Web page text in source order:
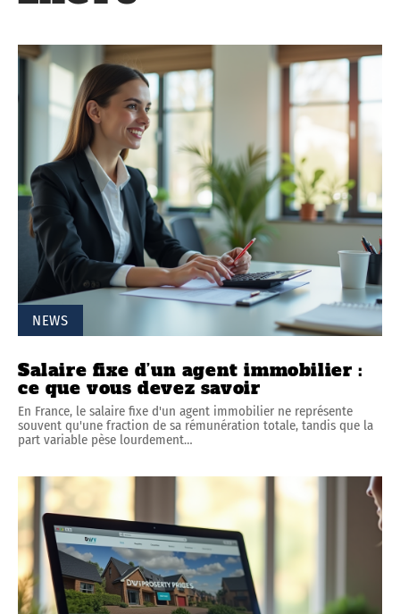
NEWS
Salaire fixe d’un agent immobilier :
ce que vous devez savoir
En France, le salaire fixe d'un agent immobilier ne représente
souvent qu'une fraction de sa rémunération totale, tandis que la
part variable pèse lourdement…